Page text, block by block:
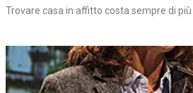
Trovare casa in affitto costa sempre di più